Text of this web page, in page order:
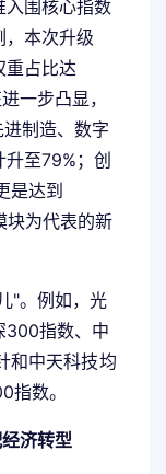
入围核心指数
，本次升级
重占比达
一步凸显，
制造、数字
至79%；创
是达到
块为代表的新
"。例如，光
300指数、中
和中天科技均
数。
济转型